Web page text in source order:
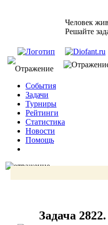
Человек
Решайте
События
Задачи
Турниры
Рейтинги
Статистика
Новости
Помощь
Задача